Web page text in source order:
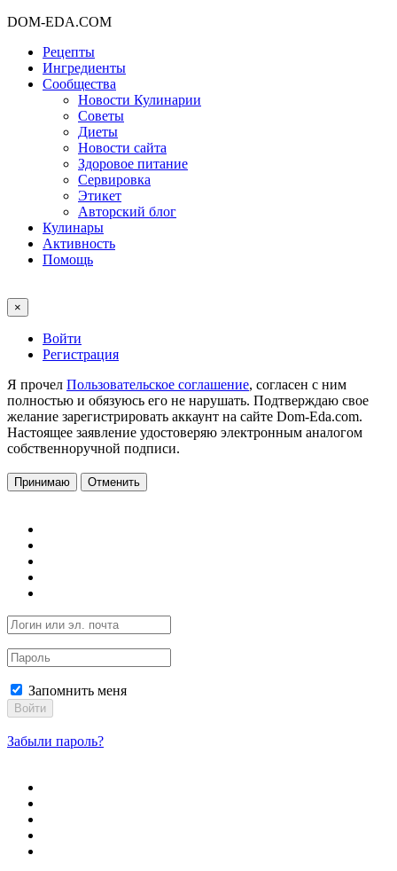
DOM-EDA.COM
Рецепты
Ингредиенты
Сообщества
Новости Кулинарии
Советы
Диеты
Новости сайта
Здоровое питание
Сервировка
Этикет
Авторский блог
Кулинары
Активность
Помощь
×
Войти
Регистрация
Я прочел Пользовательское соглашение, согласен с ним
полностью и обязуюсь его не нарушать. Подтверждаю свое
желание зарегистрировать аккаунт на сайте Dom-Eda.com.
Настоящее заявление удостоверяю электронным аналогом
собственноручной подписи.
Принимаю Отменить
Запомнить меня
Войти
Забыли пароль?